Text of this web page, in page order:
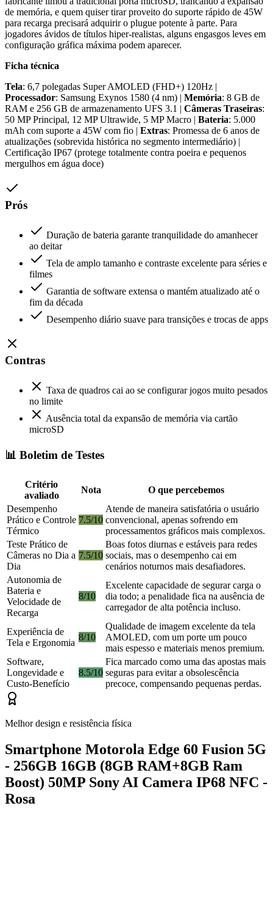
de memória, e quem quiser tirar proveito do suporte rápido de 45W
para recarga precisará adquirir o plugue potente à parte. Para
jogadores ávidos de títulos hiper-realistas, alguns engasgos leves em
configuração gráfica máxima podem aparecer.
Ficha técnica
Tela: 6,7 polegadas Super AMOLED (FHD+) 120Hz |
Processador: Samsung Exynos 1580 (4 nm) | Memória: 8 GB de
RAM e 256 GB de armazenamento UFS 3.1 | Câmeras Traseiras:
50 MP Principal, 12 MP Ultrawide, 5 MP Macro | Bateria: 5.000
mAh com suporte a 45W com fio | Extras: Promessa de 6 anos de
atualizações (sobrevida histórica no segmento intermediário) |
Certificação IP67 (protege totalmente contra poeira e pequenos
mergulhos em água doce)
Prós
Duração de bateria garante tranquilidade do amanhecer
ao deitar
Tela de amplo tamanho e contraste excelente para séries e
filmes
Garantia de software extensa o mantém atualizado até o
fim da década
Desempenho diário suave para transições e trocas de apps
Contras
Taxa de quadros cai ao se configurar jogos muito pesados
no limite
Ausência total da expansão de memória via cartão
microSD
📊 Boletim de Testes
Critério
avaliado
Nota
O que percebemos
Desempenho
Prático e Controle
Térmico
7.5/10
Atende de maneira satisfatória o usuário
convencional, apenas sofrendo em
processamentos gráficos mais complexos.
Teste Prático de
Câmeras no Dia a
Dia
7.5/10
Boas fotos diurnas e estáveis para redes
sociais, mas o desempenho cai em
cenários noturnos mais desafiadores.
Autonomia de
Bateria e
Velocidade de
Recarga
8/10
Excelente capacidade de segurar carga o
dia todo; a penalidade fica na ausência de
carregador de alta potência incluso.
Experiência de
Tela e Ergonomia
8/10
Qualidade de imagem excelente da tela
AMOLED, com um porte um pouco
mais espesso e materiais menos premium.
Software,
Longevidade e
Custo-Benefício
8.5/10
Fica marcado como uma das apostas mais
seguras para evitar a obsolescência
precoce, compensando pequenas perdas.
Melhor design e resistência física
Smartphone Motorola Edge 60 Fusion 5G
- 256GB 16GB (8GB RAM+8GB Ram
Boost) 50MP Sony AI Camera IP68 NFC -
Rosa